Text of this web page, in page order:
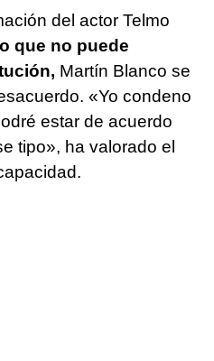
del actor Telmo
que no puede
Martín Blanco se
«Yo condeno
estar de acuerdo
tipo», ha valorado el